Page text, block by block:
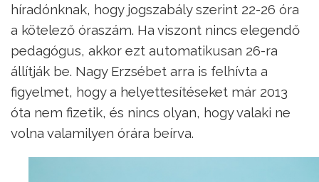
híradónknak, hogy jogszabály szerint 22-26 óra
a kötelező óraszám. Ha viszont nincs elegendő
pedagógus, akkor ezt automatikusan 26-ra
állítják be. Nagy Erzsébet arra is felhívta a
figyelmet, hogy a helyettesítéseket már 2013
óta nem fizetik, és nincs olyan, hogy valaki ne
volna valamilyen órára beírva.